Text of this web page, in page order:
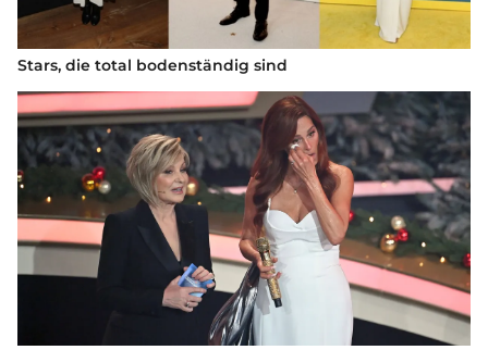
Stars, die total bodenständig sind